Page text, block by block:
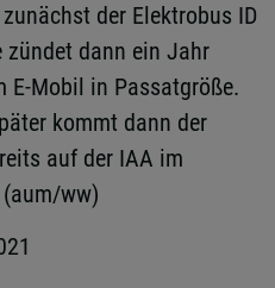
der Elektrobus ID
zündet dann ein Jahr
E-Mobil in Passatgröße.
kommt dann der
auf der IAA im
ww)